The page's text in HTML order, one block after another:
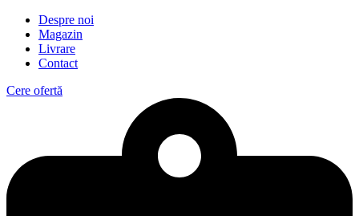
Despre noi
Magazin
Livrare
Contact
Cere ofertă